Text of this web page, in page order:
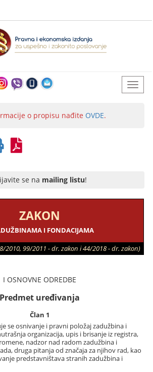
o propisu nađite OVDE.
se na mailing listu!
ZAKON
I FONDACIJAMA
2010, 99/2011 - dr. zakon i 44/2018 - dr. zakon)
I OSNOVNE ODREDBE
Predmet uređivanja
Član 1
se osnivanje i pravni položaj zadužbina i
organizacija, upis i brisanje iz registra,
nadzor nad radom zadužbina i
druga pitanja od značaja za njihov rad, kao
predstavništava stranih zadužbina i